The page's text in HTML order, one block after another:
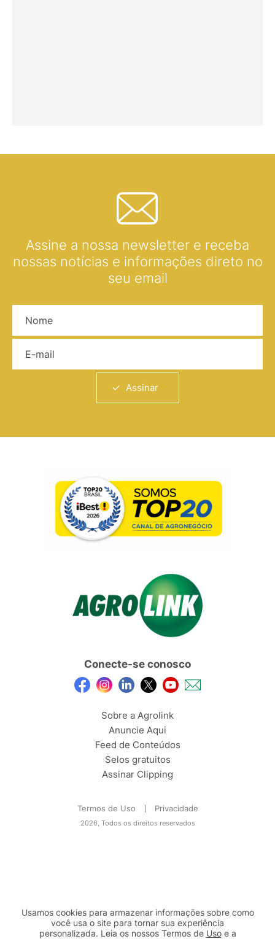
Assine a nossa newsletter e receba
nossas notícias e informações direto no
seu email
Assinar
Conecte-se conosco
Sobre a Agrolink
Anuncie Aqui
Feed de Conteúdos
Selos gratuitos
Assinar Clipping
Termos de Uso Privacidade
2026, Todos os direitos reservados
Usamos cookies para armazenar informações sobre como
você usa o site para tornar sua experiência
personalizada. Leia os nossos Termos de Usoe a